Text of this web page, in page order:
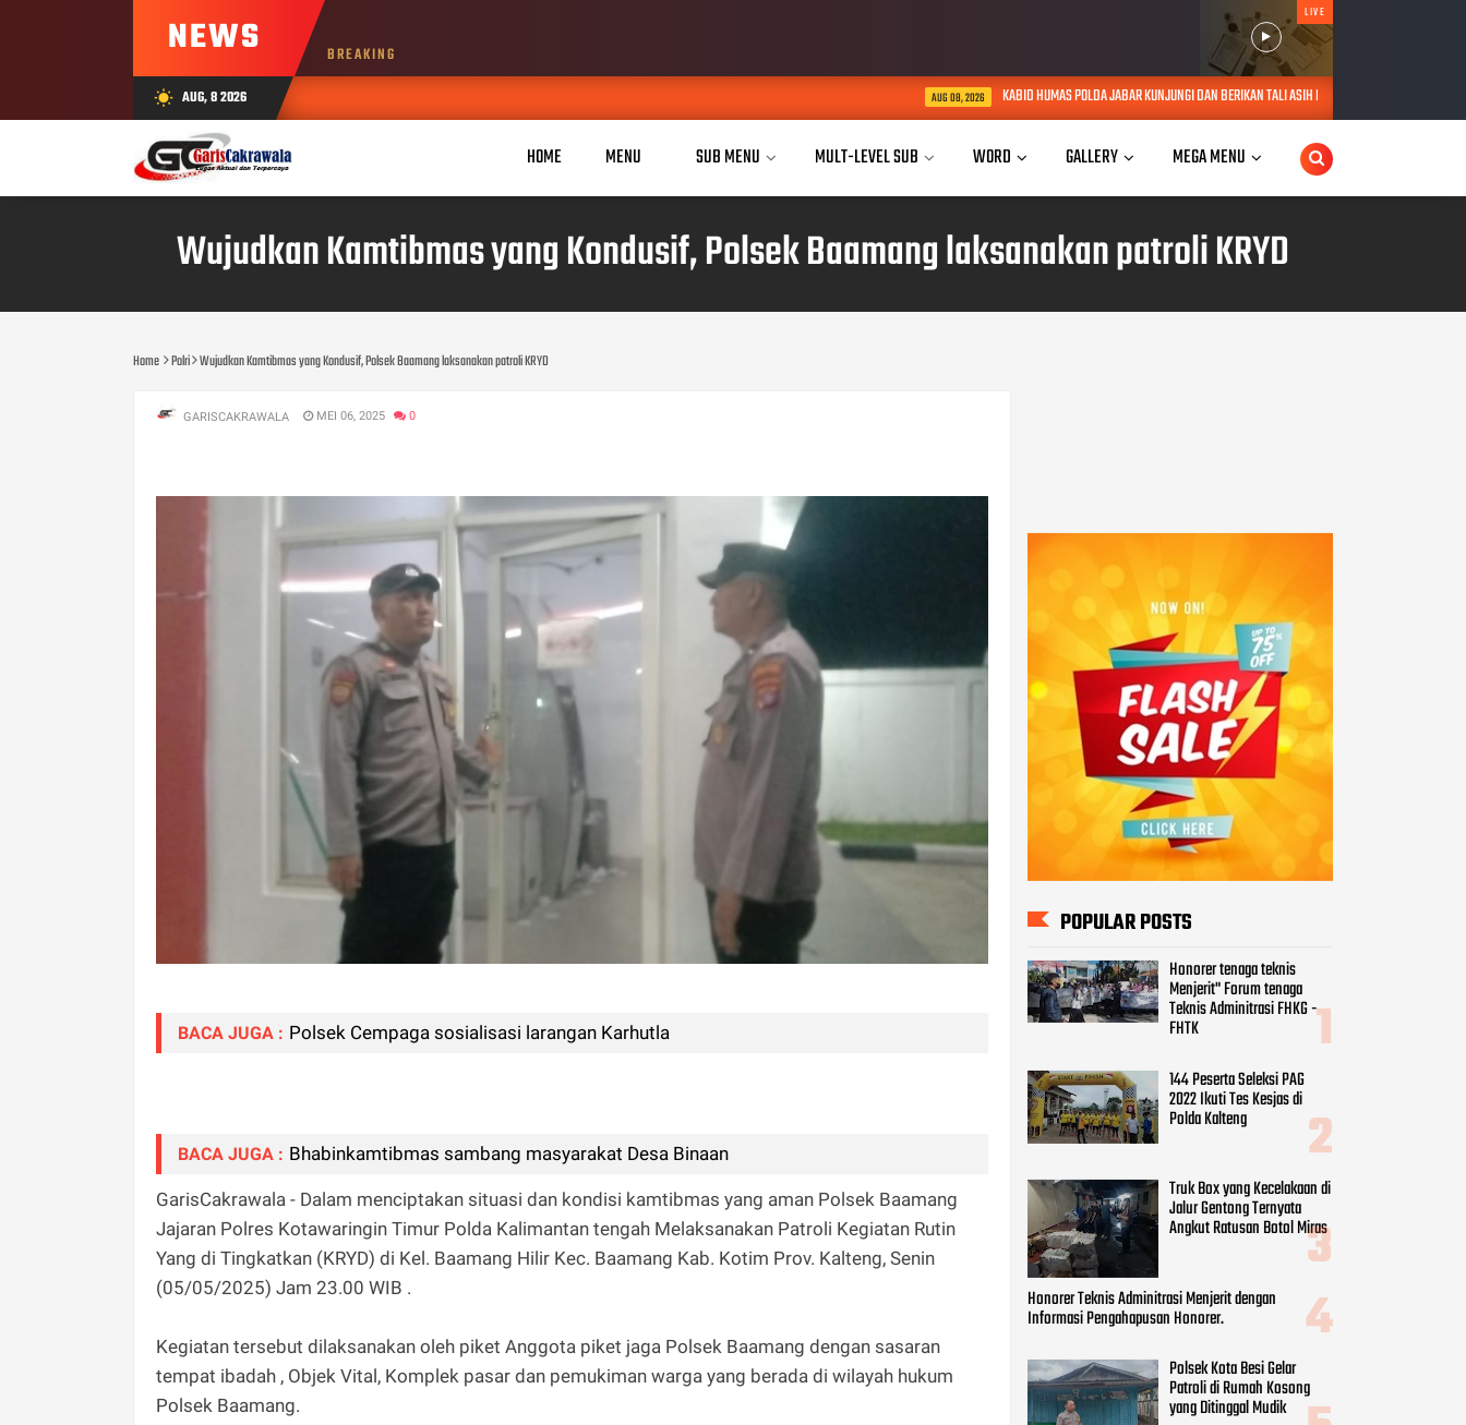
NEWS BREAKING
LIVE
wb_sunny AUG, 8 2026 KABID HUMAS POLDA JABAR KUNJUNGI DAN BERIKAN TALI ASIH KEPADA LANSIA SEBATANG KARA DI JATINANGOR
HOME MENU SUB MENU MULT-LEVEL SUB WORD GALLERY MEGA MENU
Wujudkan Kamtibmas yang Kondusif, Polsek Baamang laksanakan patroli KRYD
Home Polri Wujudkan Kamtibmas yang Kondusif, Polsek Baamang laksanakan patroli KRYD
GARISCAKRAWALA MEI 06, 2025 0
BACA JUGA : Polsek Cempaga sosialisasi larangan Karhutla
BACA JUGA : Bhabinkamtibmas sambang masyarakat Desa Binaan
GarisCakrawala - Dalam menciptakan situasi dan kondisi kamtibmas yang aman Polsek Baamang
Jajaran Polres Kotawaringin Timur Polda Kalimantan tengah Melaksanakan Patroli Kegiatan Rutin
Yang di Tingkatkan (KRYD) di Kel. Baamang Hilir Kec. Baamang Kab. Kotim Prov. Kalteng, Senin
(05/05/2025) Jam 23.00 WIB .
Kegiatan tersebut dilaksanakan oleh piket Anggota piket jaga Polsek Baamang dengan sasaran
tempat ibadah , Objek Vital, Komplek pasar dan pemukiman warga yang berada di wilayah hukum
Polsek Baamang.
POPULAR POSTS
Honorer tenaga teknis
Menjerit" Forum tenaga
Teknis Adminitrasi FHKG -
FHTK
2022 Ikuti Tes Kesjas di
Polda Kalteng
Truk Box yang Kecelakaan di
Jalur Gentong Ternyata
Angkut Ratusan Botol Miras
Honorer Teknis Adminitrasi Menjerit dengan
Informasi Pengahapusan Honorer.
Polsek Kota Besi Gelar
Patroli di Rumah Kosong
yang Ditinggal Mudik
CATEGORIES
Beauty
Business (9)